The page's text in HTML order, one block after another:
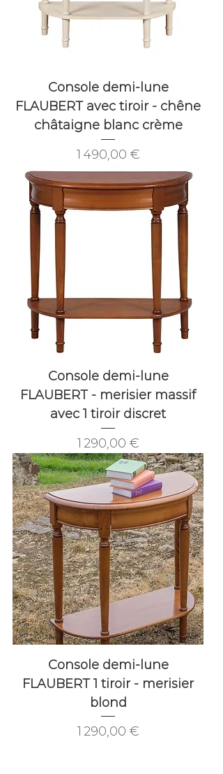
Console demi-lune
FLAUBERT avec tiroir - chêne
châtaigne blanc crème
Prix
1 490,00 €
Console demi-lune
FLAUBERT - merisier massif
avec 1 tiroir discret
Prix
1 290,00 €
Console demi-lune
FLAUBERT 1 tiroir - merisier
blond
Prix
1 290,00 €